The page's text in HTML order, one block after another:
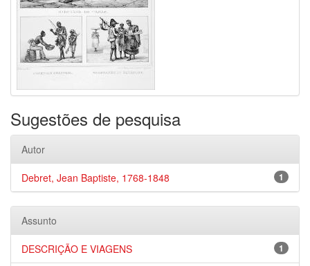
Sugestões de pesquisa
Autor
1
Debret, Jean Baptiste, 1768-1848
Assunto
1
DESCRIÇÃO E VIAGENS